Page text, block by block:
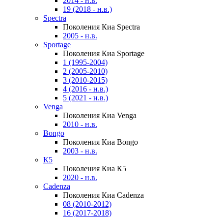
19 (2018 - н.в.)
Spectra
Поколения Киа Spectra
2005 - н.в.
Sportage
Поколения Киа Sportage
1 (1995-2004)
2 (2005-2010)
3 (2010-2015)
4 (2016 - н.в.)
5 (2021 - н.в.)
Venga
Поколения Киа Venga
2010 - н.в.
Bongo
Поколения Киа Bongo
2003 - н.в.
К5
Поколения Киа К5
2020 - н.в.
Cadenza
Поколения Киа Cadenza
08 (2010-2012)
16 (2017-2018)